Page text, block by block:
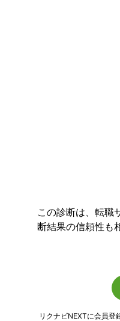
この診断は、転職
断結果の信頼性も
リクナビNEXTに会員登